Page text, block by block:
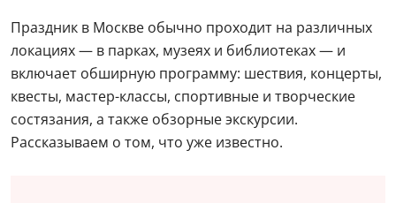
Праздник в Москве обычно проходит на различных
локациях — в парках, музеях и библиотеках — и
включает обширную программу: шествия, концерты,
квесты, мастер-классы, спортивные и творческие
состязания, а также обзорные экскурсии.
Рассказываем о том, что уже известно.